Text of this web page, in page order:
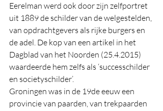
Eerelman werd ook door zijn zelfportret
uit 1889 de schilder van de welgestelden,
van opdrachtgevers als rijke burgers en
de adel. De kop van een artikel in het
Dagblad van het Noorden (25.4.2015)
waardeerde hem zelfs als ‘successchilder
en societyschilder’.
Groningen was in de 19de eeuw een
provincie van paarden, van trekpaarden